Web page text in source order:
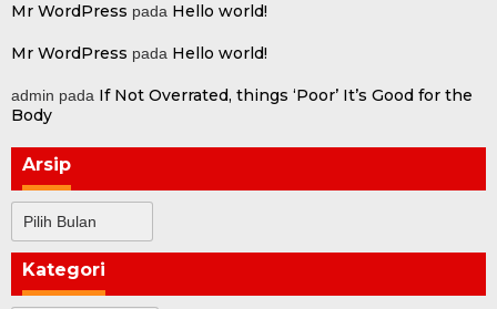
Mr WordPress pada Hello world!
Mr WordPress pada Hello world!
admin pada If Not Overrated, things ‘Poor’ It’s Good for the
Body
Arsip
Kategori